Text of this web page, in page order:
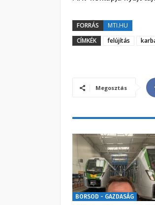
FORRÁS
MTI.HU
CÍMKÉK
felújítás
Megosztás
BORSOD - GAZDASÁG